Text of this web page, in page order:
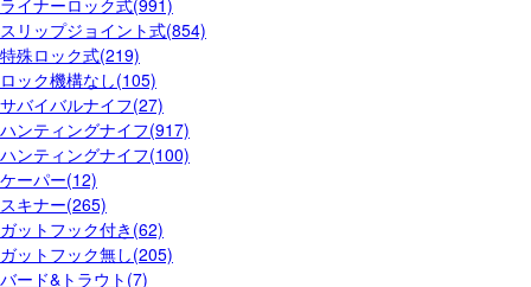
スリップジョイント式(854)
特殊ロック式(219)
ロック機構なし(105)
サバイバルナイフ(27)
ハンティングナイフ(917)
ハンティングナイフ(100)
ケーパー(12)
スキナー(265)
ガットフック付き(62)
ガットフック無し(205)
バード&トラウト(7)